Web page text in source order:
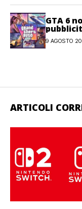
GTA 6
9 AGOSTO
ARTICOLI